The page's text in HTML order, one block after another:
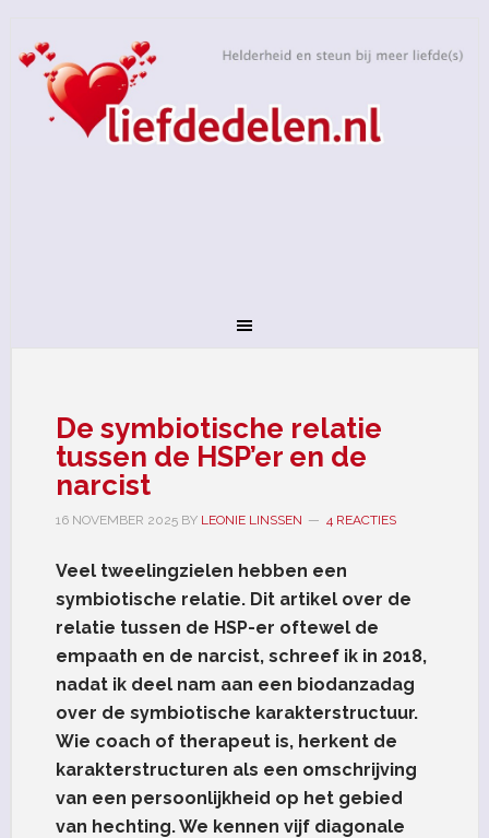
De symbiotische relatie
tussen de HSP’er en de
narcist
16 NOVEMBER 2025BY LEONIE LINSSEN 4 REACTIES
Veel tweelingzielen hebben een
symbiotische relatie. Dit artikel over de
relatie tussen de HSP-er oftewel de
empaath en de narcist, schreef ik in 2018,
nadat ik deel nam aan een biodanzadag
over de symbiotische karakterstructuur.
Wie coach of therapeut is, herkent de
karakterstructuren als een omschrijving
van een persoonlijkheid op het gebied
van hechting. We kennen vijf diagonale